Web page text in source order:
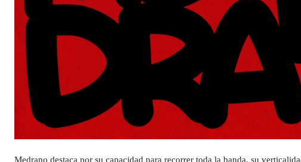
Medrano destaca por su capacidad para recorrer toda la banda, su